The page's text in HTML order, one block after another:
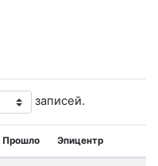
записей.
Прошло Эпицентр